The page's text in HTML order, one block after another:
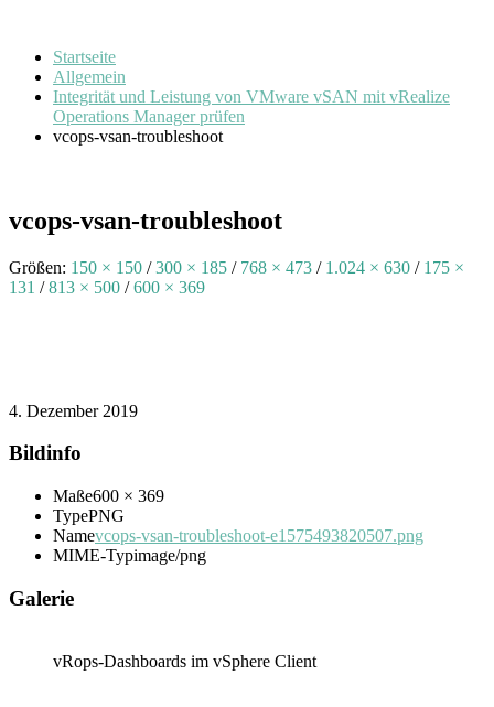
Startseite
Allgemein
Integrität und Leistung von VMware vSAN mit vRealize
Operations Manager prüfen
vcops-vsan-troubleshoot
vcops-vsan-troubleshoot
Größen: 150 × 150 / 300 × 185 / 768 × 473 / 1.024 × 630 / 175 ×
131 / 813 × 500 / 600 × 369
4. Dezember 2019
Bildinfo
Maße600 × 369
TypePNG
Namevcops-vsan-troubleshoot-e1575493820507.png
MIME-Typimage/png
Galerie
vRops-Dashboards im vSphere Client